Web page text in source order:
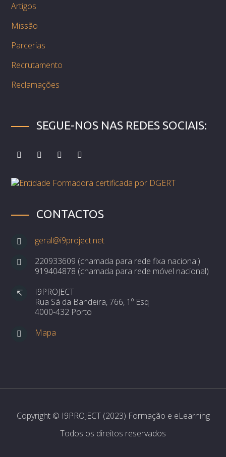
Artigos
Missão
Parcerias
Recrutamento
Reclamações
SEGUE-NOS NAS REDES SOCIAIS:
CONTACTOS
geral@i9project.net
220933609 (chamada para rede fixa nacional)
919404878 (chamada para rede móvel nacional)
I9PROJECT
Rua Sá da Bandeira, 766, 1º Esq
4000-432 Porto
Mapa
Copyright © I9PROJECT (2023) Formação e eLearning
Todos os direitos reservados